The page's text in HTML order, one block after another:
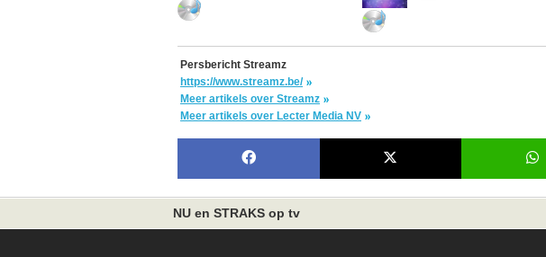
Persbericht Streamz
https://www.streamz.be/
Meer artikels over Streamz
Meer artikels over Lecter Media NV
NU en STRAKS op tv